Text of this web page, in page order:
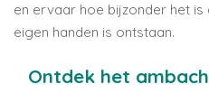
en ervaar hoe bijzonder het
eigen handen is ontstaan.
Ontdek het